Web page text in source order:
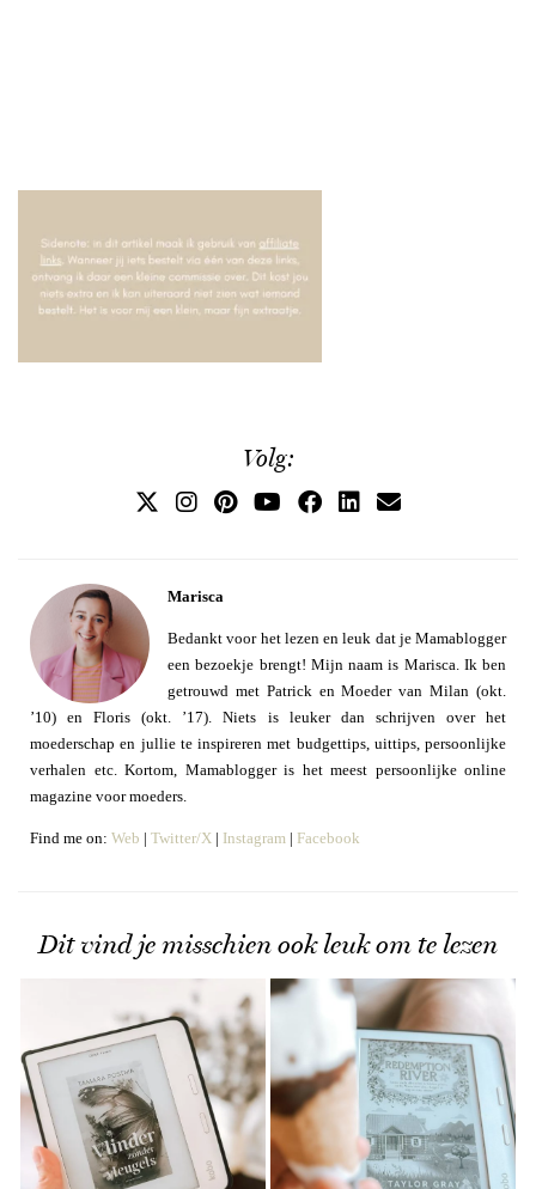
Volg:
Marisca
Bedankt voor het lezen en leuk dat je Mamablogger
een bezoekje brengt! Mijn naam is Marisca. Ik ben
getrouwd met Patrick en Moeder van Milan (okt.
’10) en Floris (okt. ’17). Niets is leuker dan schrijven over het
moederschap en jullie te inspireren met budgettips, uittips, persoonlijke
verhalen etc. Kortom, Mamablogger is het meest persoonlijke online
magazine voor moeders.
Find me on: Web | Twitter/X | Instagram | Facebook
Dit vind je misschien ook leuk om te lezen